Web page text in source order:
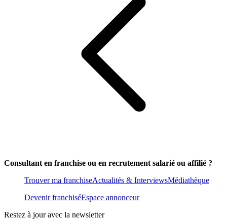
Consultant en franchise ou en recrutement salarié ou affilié ?
Trouver ma franchiseActualités & InterviewsMédiathèque
Devenir franchiséEspace annonceur
Restez à jour avec la newsletter